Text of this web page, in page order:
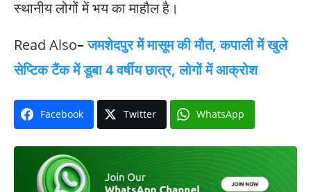
स्थानीय लोगों में भय का माहौल है।
Read Also–जमशेदपुर में मासूम की मौत, कपाली में खुले
सेप्टिक टैंक में डूबा 4 वर्षीय छात्र, लोगों में आक्रोश
Facebook Twitter WhatsApp